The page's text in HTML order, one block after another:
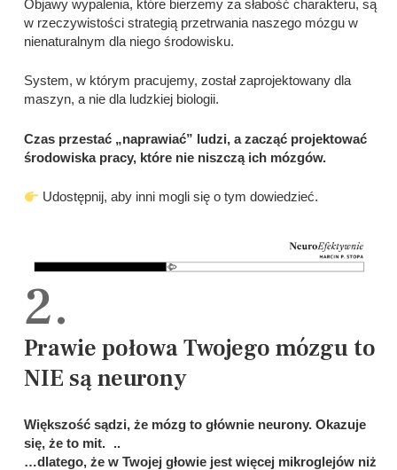
Objawy wypalenia, które bierzemy za słabość charakteru, są
w rzeczywistości strategią przetrwania naszego mózgu w
nienaturalnym dla niego środowisku.
System, w którym pracujemy, został zaprojektowany dla
maszyn, a nie dla ludzkiej biologii.
Czas przestać „naprawiać” ludzi, a zacząć projektować
środowiska pracy, które nie niszczą ich mózgów.
Udostępnij, aby inni mogli się o tym dowiedzieć.
2.
Prawie połowa Twojego mózgu to
NIE są neurony
Większość sądzi, że mózg to głównie neurony. Okazuje
się, że to mit. ..
…dlatego, że w Twojej głowie jest więcej mikroglejów niż